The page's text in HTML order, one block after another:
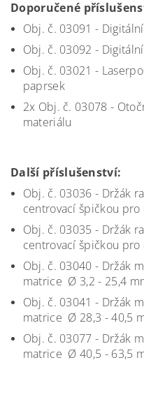
Doporučené
Obj. č. 03091 -
Obj. č. 03092 -
Obj. č. 03021 -
paprsek
2x Obj. č. 03078 -
materiálu
Další příslušenství:
Obj. č. 03036 - Držák
centrovací špičkou
Obj. č. 03035 - Držák
centrovací špičkou
Obj. č. 03040 - Držák
matrice Ø 3,2 - 25,4
Obj. č. 03041 - Držák
matrice Ø 28,3 - 40,5
Obj. č. 03077 - Držák
matrice Ø 40,5 - 63,5